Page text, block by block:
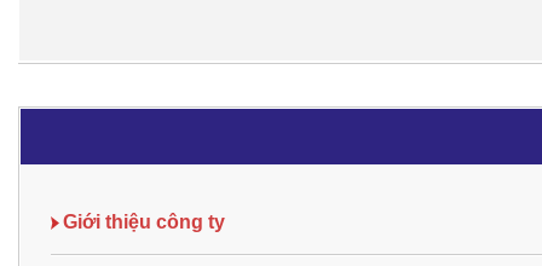
Giới thiệu công ty